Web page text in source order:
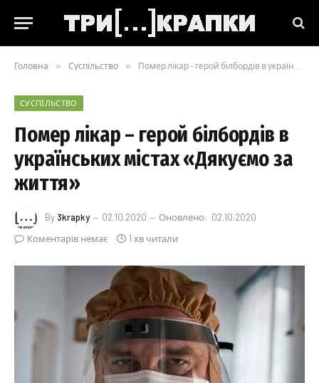
Головна » Суспільство » Помер лікар – герой білбордів в українських містах «Дякуємо за життя»
СУСПІЛЬСТВО
Помер лікар – герой білбордів в
українських містах «Дякуємо за
життя»
By 3krapky 02.10.2020 Оновлено: 02.10.2020
Коментарів немає
1 хв читали